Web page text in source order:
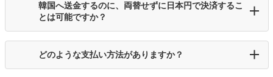
韓国へ送金するのに、両替せずに日本円で決済するこ
とは可能ですか？
どのような支払い方法がありますか？